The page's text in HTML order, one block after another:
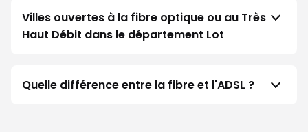
Villes ouvertes à la fibre optique ou au Très
Haut Débit dans le département Lot
Quelle différence entre la fibre et l'ADSL ?